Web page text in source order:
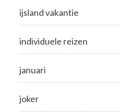
ijsland vakantie
individuele reizen
januari
joker